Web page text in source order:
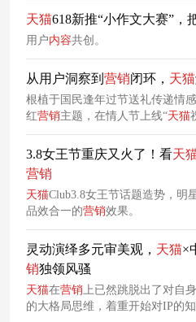
天猫618新推“小作文大赛”，
用户内容共创。
从用户洞察到 营销闭环， 天猫
根植于国民逢年过节送礼传递情感
红营销主题，在情人节上线“天猫
16个品牌合力营销共同锚定礼赠
和美好祝愿的同时，助力 品牌 实
3.8女王节重庆又火了！看天
营销
天猫Club3.8女王节话题造势，明
品效合一的营销效果。
灵动演绎多元审美观， 天猫×
销独领风骚
天猫在营销 上已然跳脱出了对自
的大格局思维，着重开始对IP的